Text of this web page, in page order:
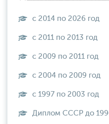
с 2014 по 2026 год
с 2011 по 2013 год
с 2009 по 2011 год
с 2004 по 2009 год
с 1997 по 2003 год
Диплом СССР до